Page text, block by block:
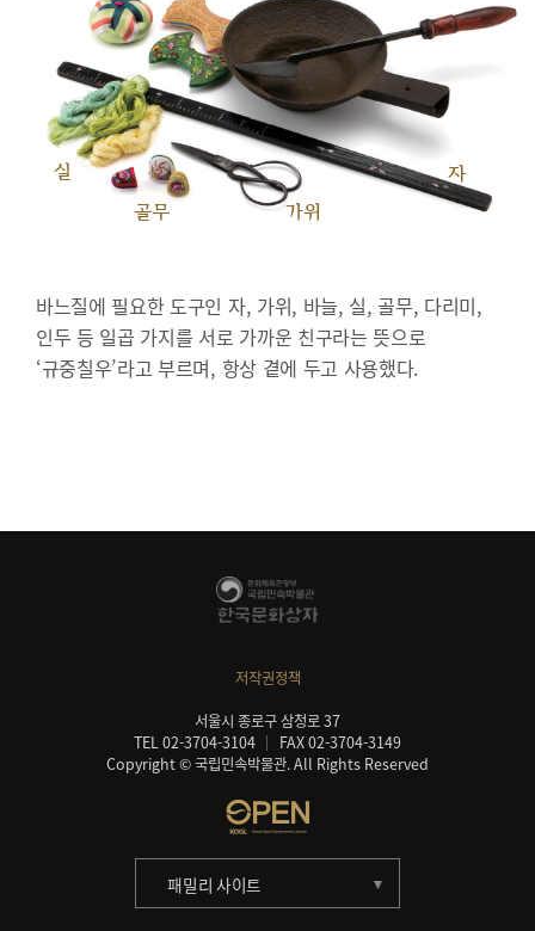
실
골무
가위
자
바느질에 필요한 도구인 자, 가위, 바늘, 실, 골무, 다리미,
인두 등 일곱 가지를 서로 가까운 친구라는 뜻으로
‘규중칠우’라고 부르며, 항상 곁에 두고 사용했다.
저작권정책
서울시 종로구 삼청로 37
TEL 02-3704-3104
FAX 02-3704-3149
Copyright © 국립민속박물관. All Rights Reserved
패밀리 사이트